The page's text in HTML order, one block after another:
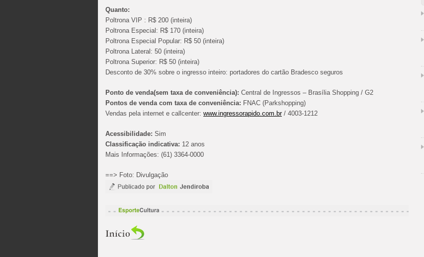
Quanto:
Poltrona VIP : R$ 200 (inteira)
Poltrona Especial: R$ 170 (inteira)
Poltrona Especial Popular: R$ 50 (inteira)
Poltrona Lateral: 50 (inteira)
Poltrona Superior: R$ 50 (inteira)
Desconto de 30% sobre o ingresso inteiro: portadores do cartão Bradesco seguros
Ponto de venda(sem taxa de conveniência): Central de Ingressos – Brasília Shopping / G2
Pontos de venda com taxa de conveniência: FNAC (Parkshopping)
Vendas pela internet e callcenter: www.ingressorapido.com.br/ 4003-1212
Acessibilidade: Sim
Classificação indicativa: 12 anos
Mais Informações: (61) 3364-0000
==> Foto: Divulgação